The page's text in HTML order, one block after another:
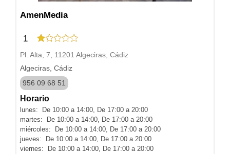
AmenMedia
1
Pl. Alta, 7, 11201 Algeciras, Cádiz
Algeciras, Cádiz
956 09 68 51
Horario
lunes: De 10:00 a 14:00, De 17:00 a 20:00
martes: De 10:00 a 14:00, De 17:00 a 20:00
miércoles: De 10:00 a 14:00, De 17:00 a 20:00
jueves: De 10:00 a 14:00, De 17:00 a 20:00
viernes: De 10:00 a 14:00, De 17:00 a 20:00